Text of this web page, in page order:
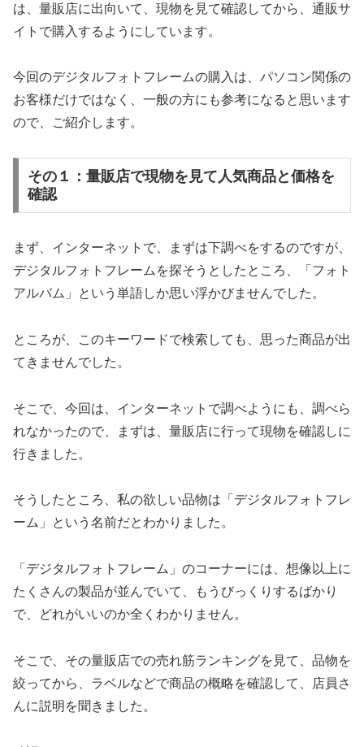
は、量販店に出向いて、現物を見て確認してから、通販サ
イトで購入するようにしています。
今回のデジタルフォトフレームの購入は、パソコン関係の
お客様だけではなく、一般の方にも参考になると思います
ので、ご紹介します。
その１：量販店で現物を見て人気商品と価格を
確認
まず、インターネットで、まずは下調べをするのですが、
デジタルフォトフレームを探そうとしたところ、「フォト
アルバム」という単語しか思い浮かびませんでした。
ところが、このキーワードで検索しても、思った商品が出
てきませんでした。
そこで、今回は、インターネットで調べようにも、調べら
れなかったので、まずは、量販店に行って現物を確認しに
行きました。
そうしたところ、私の欲しい品物は「デジタルフォトフレ
ーム」という名前だとわかりました。
「デジタルフォトフレーム」のコーナーには、想像以上に
たくさんの製品が並んでいて、もうびっくりするばかり
で、どれがいいのか全くわかりません。
そこで、その量販店での売れ筋ランキングを見て、品物を
絞ってから、ラベルなどで商品の概略を確認して、店員さ
んに説明を聞きました。